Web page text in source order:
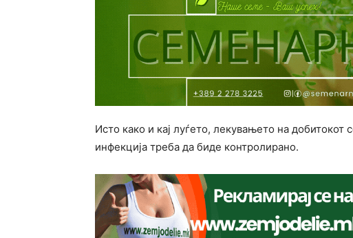
Исто како и кај луѓето, лекувањето на добитокот
инфекција треба да биде контролирано.